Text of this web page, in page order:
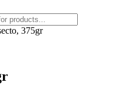
375gr